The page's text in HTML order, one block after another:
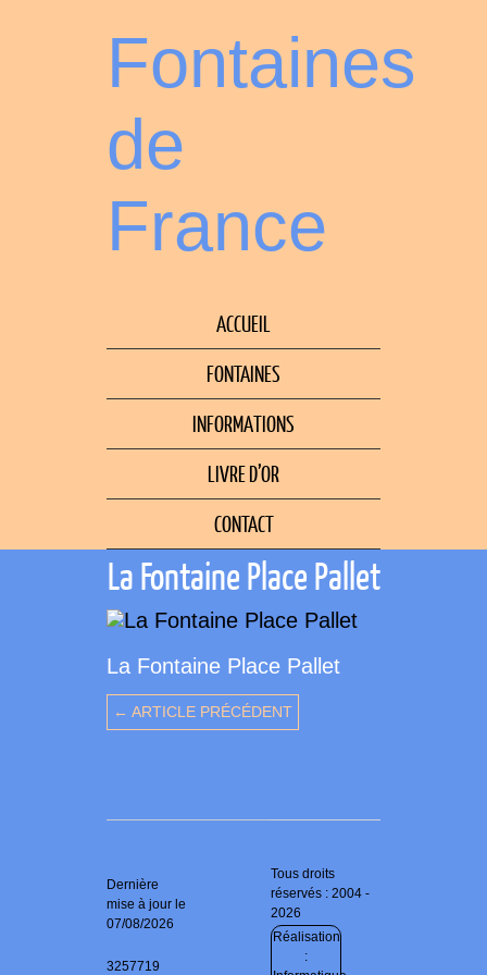
Fontaines
de
France
ACCUEIL
FONTAINES
INFORMATIONS
LIVRE D’OR
CONTACT
La Fontaine Place Pallet
La Fontaine Place Pallet
← ARTICLE PRÉCÉDENT
Dernière
mise à jour le
07/08/2026
3257719
Tous droits
réservés : 2004 -
2026
Réalisation
: